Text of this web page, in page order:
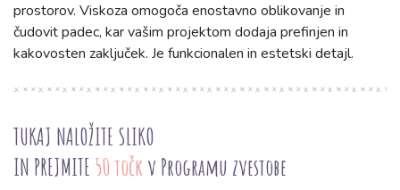
prostorov. Viskoza omogoča enostavno oblikovanje in
čudovit padec, kar vašim projektom dodaja prefinjen in
kakovosten zaključek. Je funkcionalen in estetski detajl.
TUKAJ NALOŽITE SLIKO
IN PREJMITE 50 točk v Programu zvestobe